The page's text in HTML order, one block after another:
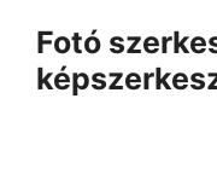
tartalomba
Fotó